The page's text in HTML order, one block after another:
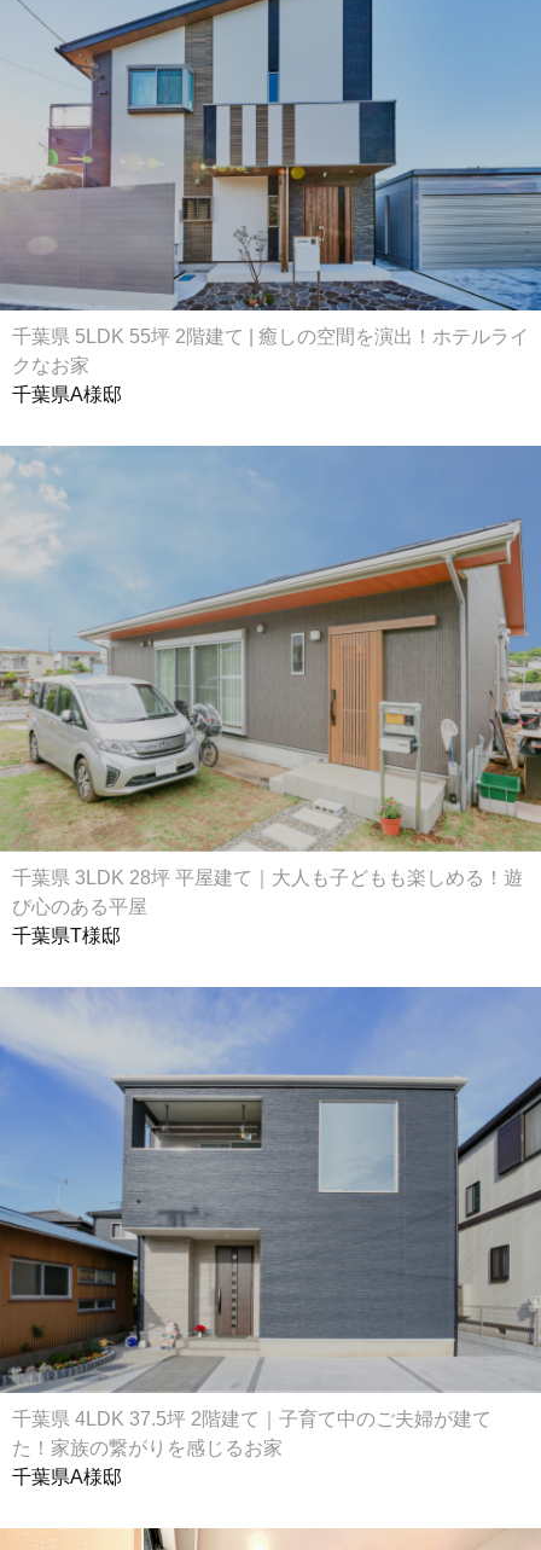
千葉県 5LDK 55坪 2階建て | 癒しの空間を演出！ホテルライ
クなお家
千葉県A様邸
千葉県 3LDK 28坪 平屋建て｜大人も子どもも楽しめる！遊
び心のある平屋
千葉県T様邸
千葉県 4LDK 37.5坪 2階建て｜子育て中のご夫婦が建て
た！家族の繋がりを感じるお家
千葉県A様邸